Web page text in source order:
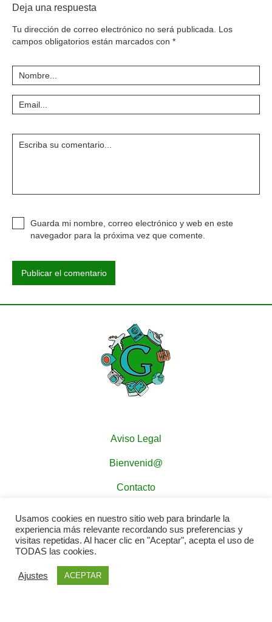
Deja una respuesta
Tu dirección de correo electrónico no será publicada. Los
campos obligatorios están marcados con *
Guarda mi nombre, correo electrónico y web en este
navegador para la próxima vez que comente.
Aviso Legal
Bienvenid@
Contacto
Política de Privacidad
CONTENIDOS Gastasuelas ©
Usamos cookies en nuestro sitio web para brindarle la
experiencia más relevante recordando sus preferencias y
visitas repetidas. Al hacer clic en "Aceptar", acepta el uso de
TODAS las cookies.
Ajustes ACEPTAR